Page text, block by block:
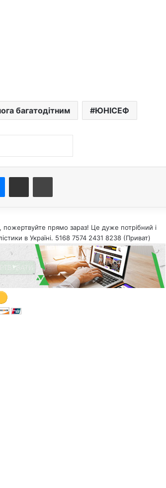
багатодітним ЮНІСЕФ
Поділитися електронною поштою
прямо зараз! Це дуже потрібний і
в Україні. 5168 7574 2431 8238 (Приват)